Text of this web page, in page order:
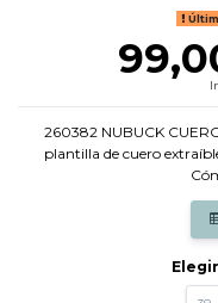
260382 NUBUCK
plantilla de cuero